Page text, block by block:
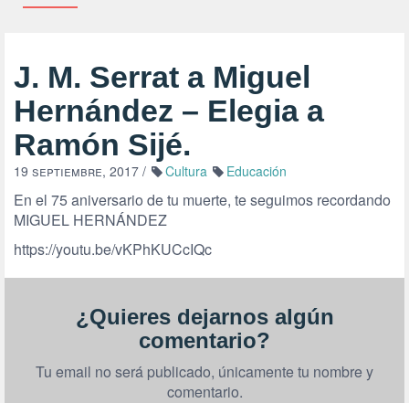
J. M. Serrat a Miguel
Hernández – Elegia a
Ramón Sijé.
19 septiembre, 2017 / Cultura Educación
En el 75 aniversario de tu muerte, te seguimos recordando
MIGUEL HERNÁNDEZ
https://youtu.be/vKPhKUCcIQc
¿Quieres dejarnos algún
comentario?
Tu email no será publicado, únicamente tu nombre y
comentario.